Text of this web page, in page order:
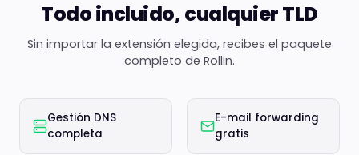
Todo incluido, cualquier TLD
Sin importar la extensión elegida, recibes el paquete
completo de Rollin.
Gestión DNS
completa
E-mail forwarding
gratis